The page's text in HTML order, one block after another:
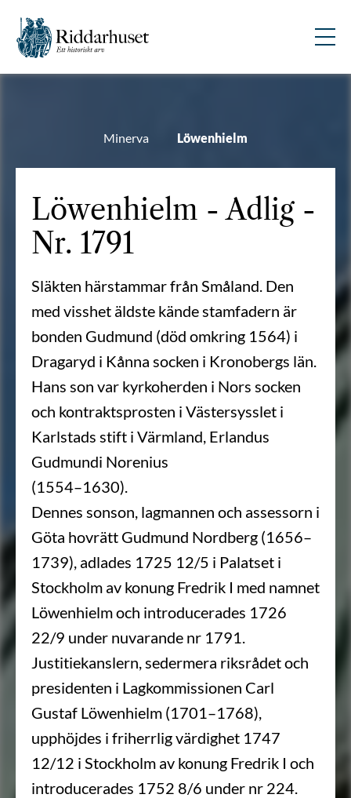
Minerva Löwenhielm
Löwenhielm - Adlig -
Nr. 1791
Släkten härstammar från Småland. Den
med visshet äldste kände stamfadern är
bonden Gudmund (död omkring 1564) i
Dragaryd i Kånna socken i Kronobergs län.
Hans son var kyrkoherden i Nors socken
och kontraktsprosten i Västersysslet i
Karlstads stift i Värmland, Erlandus
Gudmundi Norenius
(1554–1630).
Dennes sonson, lagmannen och assessorn i
Göta hovrätt Gudmund Nordberg (1656–
1739), adlades 1725 12/5 i Palatset i
Stockholm av konung Fredrik I med namnet
Löwenhielm och introducerades 1726
22/9 under nuvarande nr 1791.
Justitiekanslern, sedermera riksrådet och
presidenten i Lagkommissionen Carl
Gustaf Löwenhielm (1701–1768),
upphöjdes i friherrlig värdighet 1747
12/12 i Stockholm av konung Fredrik I och
introducerades 1752 8/6 under nr 224.